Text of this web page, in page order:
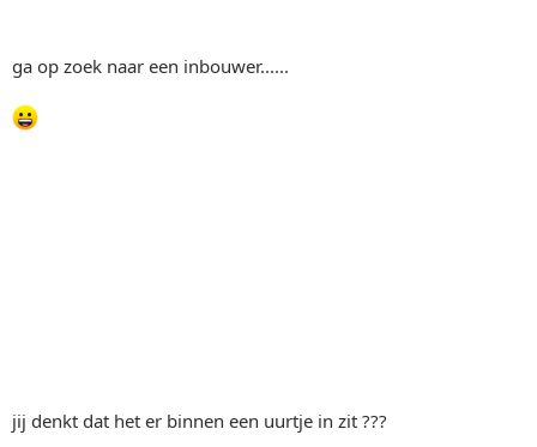
ga op zoek naar een inbouwer......
jij denkt dat het er binnen een uurtje in zit ???